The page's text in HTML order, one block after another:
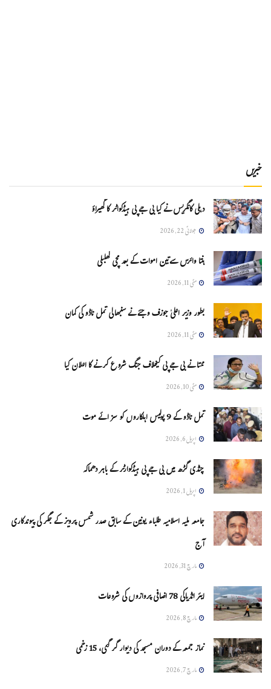
خبریں
دہلی کانگریس نے کیا بی جے پی ہیڈکواٹر کا گھیراؤ
جولائی 22, 2026
ہنتا وائرس سےتین اموات کے بعد مچی کھلبلی
مئی 11, 2026
بطور وزیر اعلیٰ جوزف وجئے نے سنبھالی تمل ناڈو کی کمان
مئی 11, 2026
ممتا نے بی جے پی کیخلاف جنگ شروع کرنے کا اعلان کیا
مئی 10, 2026
تمل ناڈو کے 9 پولیس اہلکاروں کو سزائے موت
اپریل 6, 2026
چنڈی گڑھ میں بی جے پی ہیڈکوارٹر کے باہر دھماکہ
اپریل 1, 2026
جامعہ ملیہ اسلامیہ طلباء یونین کے سابق صدر شمس پرویز کے جگر کی پیوندکاری
آج
مارچ 31, 2026
ایئر انڈیاکی 78 اضافی پروازوں کی شروعات
مارچ 8, 2026
نماز جمعہ کے دوران مسجد کی دیوار گر گئی، 15 زخمی
مارچ 7, 2026